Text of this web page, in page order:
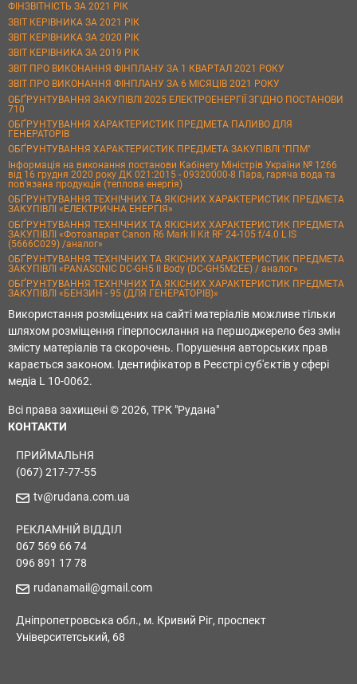
ФІНЗВІТНІСТЬ ЗА 2021 РІК
ЗВІТ КЕРІВНИКА ЗА 2021 РІК
ЗВІТ КЕРІВНИКА ЗА 2020 РІК
ЗВІТ КЕРІВНИКА ЗА 2019 РІК
ЗВІТ ПРО ВИКОНАННЯ ФІНПЛАНУ ЗА 1 КВАРТАЛ 2021 РОКУ
ЗВІТ ПРО ВИКОНАННЯ ФІНПЛАНУ ЗА 6 МІСЯЦІВ 2021 РОКУ
ОБҐРУНТУВАННЯ ЗАКУПІВЛІ 2025 ЕЛЕКТРОЕНЕРГІЇ ЗГІДНО ПОСТАНОВИ
710
ОБҐРУНТУВАННЯ ХАРАКТЕРИСТИК ПРЕДМЕТА ПАЛИВО ДЛЯ
ГЕНЕРАТОРІВ
ОБҐРУНТУВАННЯ ХАРАКТЕРИСТИК ПРЕДМЕТА ЗАКУПІВЛІ "ППМ"
Інформація на виконання постанови Кабінету Міністрів України № 1266
від 16 грудня 2020 року ДК 021:2015 - 09320000-8 Пара, гаряча вода та
пов’язана продукція (теплова енергія)
ОБҐРУНТУВАННЯ ТЕХНІЧНИХ ТА ЯКІСНИХ ХАРАКТЕРИСТИК ПРЕДМЕТА
ЗАКУПІВЛІ «ЕЛЕКТРИЧНА ЕНЕРГІЯ»
ОБҐРУНТУВАННЯ ТЕХНІЧНИХ ТА ЯКІСНИХ ХАРАКТЕРИСТИК ПРЕДМЕТА
ЗАКУПІВЛІ «Фотоапарат Canon R6 Mark II Kit RF 24-105 f/4.0 L IS
(5666C029) /аналог»
ОБҐРУНТУВАННЯ ТЕХНІЧНИХ ТА ЯКІСНИХ ХАРАКТЕРИСТИК ПРЕДМЕТА
ЗАКУПІВЛІ «PANASONIC DC-GH5 II Body (DC-GH5M2EE) / аналог»
ОБҐРУНТУВАННЯ ТЕХНІЧНИХ ТА ЯКІСНИХ ХАРАКТЕРИСТИК ПРЕДМЕТА
ЗАКУПІВЛІ «БЕНЗИН - 95 (ДЛЯ ГЕНЕРАТОРІВ)»
Використання розміщених на сайті матеріалів можливе тільки
шляхом розміщення гіперпосилання на першоджерело без змін
змісту матеріалів та скорочень. Порушення авторських прав
карається законом. Ідентифікатор в Реєстрі суб'єктів у сфері
медіа L 10-0062.
Всі права захищені © 2026, ТРК "Рудана"
КОНТАКТИ
ПРИЙМАЛЬНЯ
(067) 217-77-55
tv@rudana.com.ua
РЕКЛАМНІЙ ВІДДІЛ
067 569 66 74
096 891 17 78
rudanamail@gmail.com
Дніпропетровська обл., м. Кривий Ріг, проспект
Університетський, 68